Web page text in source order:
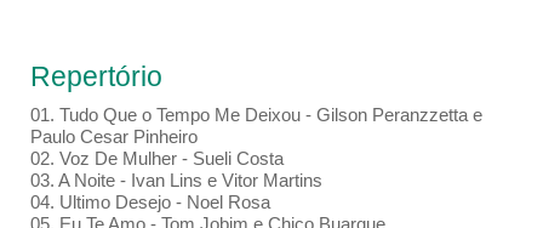
Repertório
01. Tudo Que o Tempo Me Deixou - Gilson Peranzzetta e
Paulo Cesar Pinheiro
02. Voz De Mulher - Sueli Costa
03. A Noite - Ivan Lins e Vitor Martins
04. Ultimo Desejo - Noel Rosa